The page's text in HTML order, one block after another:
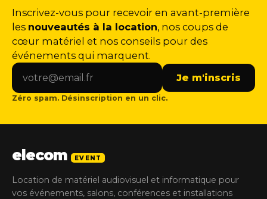
Inscrivez-vous pour recevoir en avant-première
les nouveautés à la location, nos coups de
cœur matériel et nos conseils pour des
événements qui marquent.
Je m'inscris
Zéro spam. Désinscription en un clic.
elecom EVENT
Location de matériel audiovisuel et informatique pour
vos événements, salons, conférences et installations